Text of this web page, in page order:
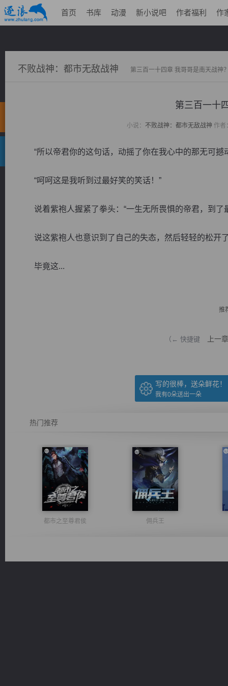
首页 书库 动漫 新小说吧 作者福利 作
不败战神：都市无敌战神 第三百一十四章 我哥哥是南天战神
第三百一十
小说： 不败战神：都市无敌战神 作者
“所以帝君你的这句话，动摇了你在我心中的那无可撼
“呵呵这是我听到过最好笑的笑话！”
说着紫袍人握紧了拳头：“一生无所畏惧的帝君，到了
说这紫袍人也意识到了自己的失态，然后轻轻的松开
毕竟这...
推
（← 快捷键 上一章
写的很棒，送朵鲜花！
我有0朵送出一朵
热门推荐
都市之至尊君侯 佣兵王